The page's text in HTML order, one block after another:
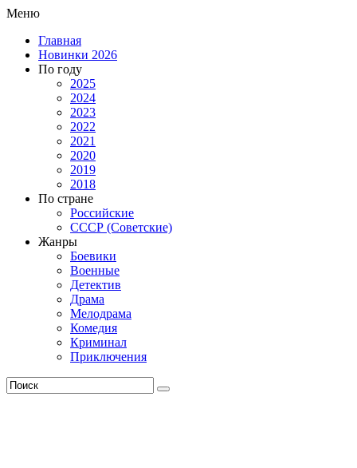
Меню
Главная
Новинки 2026
По году
2025
2024
2023
2022
2021
2020
2019
2018
По стране
Российские
СССР (Советские)
Жанры
Боевики
Военные
Детектив
Драма
Мелодрама
Комедия
Криминал
Приключения